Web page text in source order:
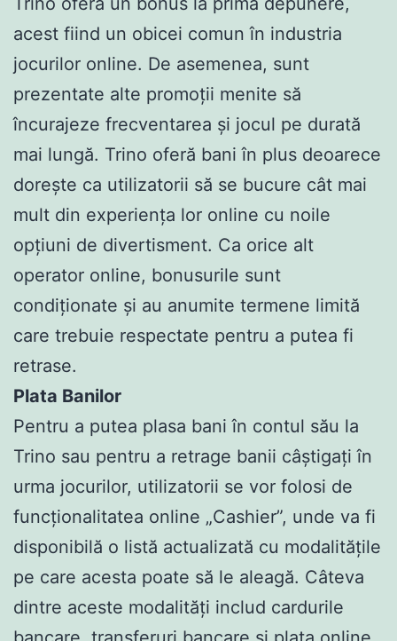
acest fiind un obicei comun în industria
jocurilor online. De asemenea, sunt
prezentate alte promoții menite să
încurajeze frecventarea și jocul pe durată
mai lungă. Trino oferă bani în plus deoarece
dorește ca utilizatorii să se bucure cât mai
mult din experiența lor online cu noile
opțiuni de divertisment. Ca orice alt
operator online, bonusurile sunt
condiționate și au anumite termene limită
care trebuie respectate pentru a putea fi
retrase.
Plata Banilor
Pentru a putea plasa bani în contul său la
Trino sau pentru a retrage banii câștigați în
urma jocurilor, utilizatorii se vor folosi de
funcționalitatea online „Cashier”, unde va fi
disponibilă o listă actualizată cu modalitățile
pe care acesta poate să le aleagă. Câteva
dintre aceste modalități includ cardurile